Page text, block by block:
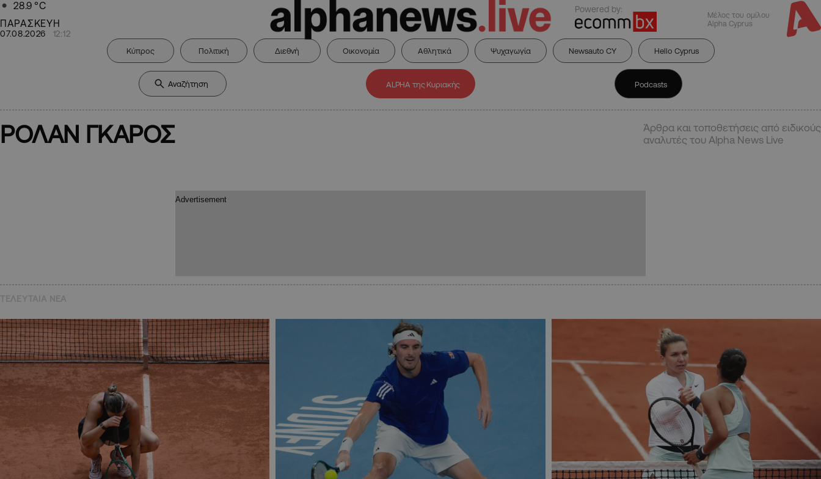
28.9 °C
ΠΑΡΑΣΚΕΥΗ
07.08.2026 12:12
Powered by:
Μέλος του ομίλου
Alpha Cyprus
Κύπρος Πολιτική Διεθνή Οικονομία Αθλητικά Ψυχαγωγία Newsauto CY Hello Cyprus
ALPHA της Κυριακής Podcasts
ΡΟΛΑΝ ΓΚΑΡΟΣ
Άρθρα και τοποθετήσεις από ειδικούς
αναλυτές του Alpha News Live